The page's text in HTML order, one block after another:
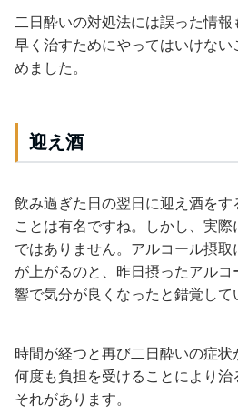
二日酔いの対処法には誤った情報
早く治すためにやってはいけない
めました。
迎え酒
飲み過ぎた日の翌日に迎え酒を
ことは有名ですね。しかし、実
ではありません。アルコール摂
が上がるのと、昨日摂ったアル
響で気分が良くなったと錯覚して
時間が経つと再び二日酔いの症
何度も負担を受けることにより
それがあります。